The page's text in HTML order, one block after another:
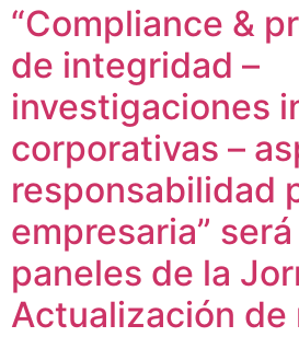
“Compliance &
de integridad –
investigaciones
corporativas –
responsabilidad
empresaria”
paneles de la
Actualización de